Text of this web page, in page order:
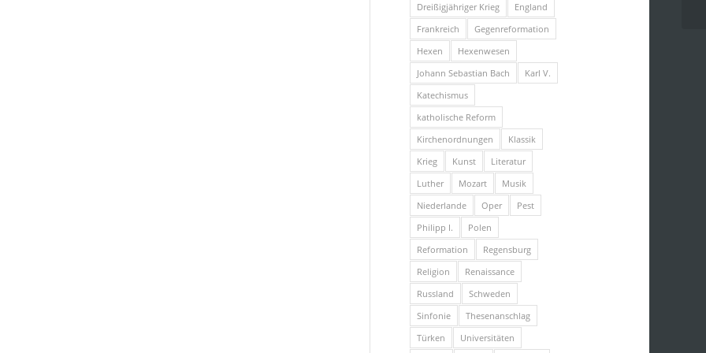
Dreißigjähriger Krieg
England
Frankreich
Gegenreformation
Hexen
Hexenwesen
Johann Sebastian Bach
Karl V.
Katechismus
katholische Reform
Kirchenordnungen
Klassik
Krieg
Kunst
Literatur
Luther
Mozart
Musik
Niederlande
Oper
Pest
Philipp I.
Polen
Reformation
Regensburg
Religion
Renaissance
Russland
Schweden
Sinfonie
Thesenanschlag
Türken
Universitäten